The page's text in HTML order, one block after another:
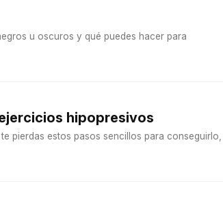
u oscuros y qué puedes hacer para
hipopresivos
pierdas estos pasos sencillos para conseguirlo,